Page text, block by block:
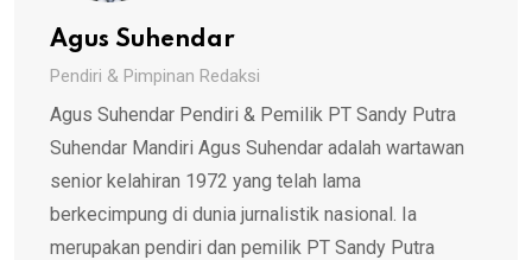
Agus Suhendar
Pendiri & Pimpinan Redaksi
Agus Suhendar Pendiri & Pemilik PT Sandy Putra
Suhendar Mandiri Agus Suhendar adalah wartawan
senior kelahiran 1972 yang telah lama
berkecimpung di dunia jurnalistik nasional. Ia
merupakan pendiri dan pemilik PT Sandy Putra